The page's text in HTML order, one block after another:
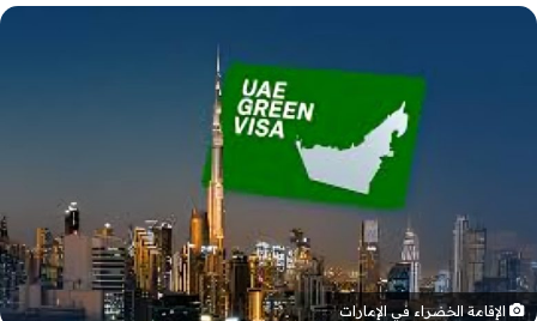
الإقامة الخضراء في الإمارات